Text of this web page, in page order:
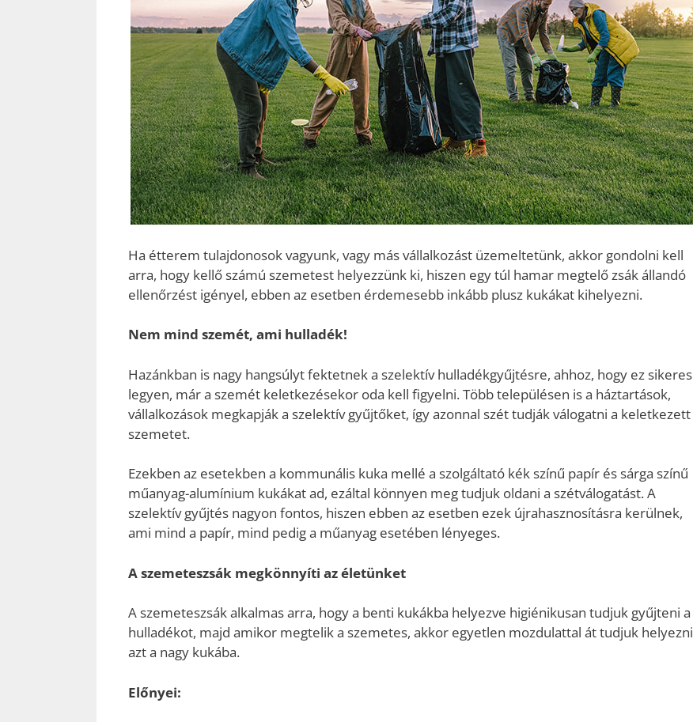
Ha étterem tulajdonosok vagyunk, vagy más vállalkozást üzemeltetünk, akkor gondolni kell
arra, hogy kellő számú szemetest helyezzünk ki, hiszen egy túl hamar megtelő zsák állandó
ellenőrzést igényel, ebben az esetben érdemesebb inkább plusz kukákat kihelyezni.
Nem mind szemét, ami hulladék!
Hazánkban is nagy hangsúlyt fektetnek a szelektív hulladékgyűjtésre, ahhoz, hogy ez sikeres
legyen, már a szemét keletkezésekor oda kell figyelni. Több településen is a háztartások,
vállalkozások megkapják a szelektív gyűjtőket, így azonnal szét tudják válogatni a keletkezett
szemetet.
Ezekben az esetekben a kommunális kuka mellé a szolgáltató kék színű papír és sárga színű
műanyag-alumínium kukákat ad, ezáltal könnyen meg tudjuk oldani a szétválogatást. A
szelektív gyűjtés nagyon fontos, hiszen ebben az esetben ezek újrahasznosításra kerülnek,
ami mind a papír, mind pedig a műanyag esetében lényeges.
A szemeteszsák megkönnyíti az életünket
A szemeteszsák alkalmas arra, hogy a benti kukákba helyezve higiénikusan tudjuk gyűjteni a
hulladékot, majd amikor megtelik a szemetes, akkor egyetlen mozdulattal át tudjuk helyezni
azt a nagy kukába.
Előnyei: